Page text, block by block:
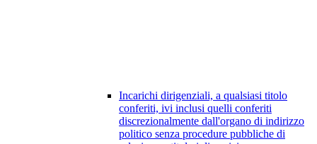
Incarichi dirigenziali, a qualsiasi titolo
conferiti, ivi inclusi quelli conferiti
discrezionalmente dall'organo di indirizzo
politico senza procedure pubbliche di